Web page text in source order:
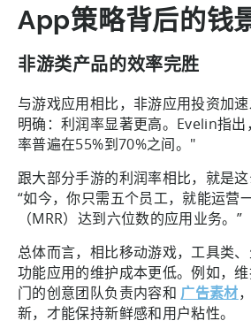
App策略背后的钱
非游类产品的效率完胜
与游戏应用相比，非游应用投资加
明确：利润率显著更高。Evelin指
率普遍在55%到70%之间。"
跟大部分手游的利润率相比，就是这
“如今，你只需五个员工，就能运营
（MRR）达到六位数的应用业务。”
总体而言，相比移动游戏，工具类
功能应用的维护成本更低。例如，
门的创意团队负责内容和 广告素材
新，才能保持新鲜感和用户粘性。